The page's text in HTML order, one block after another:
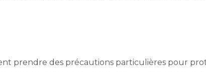
prendre des précautions particulières pour